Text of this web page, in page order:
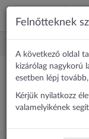
Felnőtteknek
A következő oldal
kizárólag nagykorú
esetben lépj
Kérjük nyilatkozz
valamelyikének